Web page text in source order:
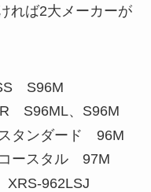
れば2大メーカーが
S96M
S96ML、S96M
タンダード 96M
ースタル 97M
XRS-962LSJ